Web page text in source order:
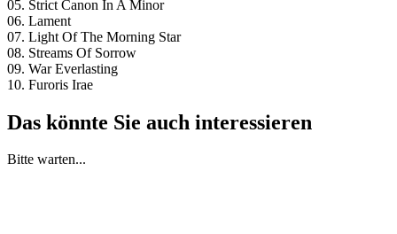
05. Strict Canon In A Minor
06. Lament
07. Light Of The Morning Star
08. Streams Of Sorrow
09. War Everlasting
10. Furoris Irae
Das könnte Sie auch interessieren
Bitte warten...